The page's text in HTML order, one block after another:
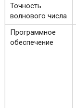
Точность
волнового числа
Программное
обеспечение